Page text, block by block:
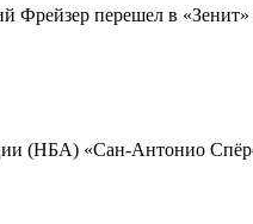
Фрейзер перешел в «Зенит»
(НБА) «Сан-Антонио